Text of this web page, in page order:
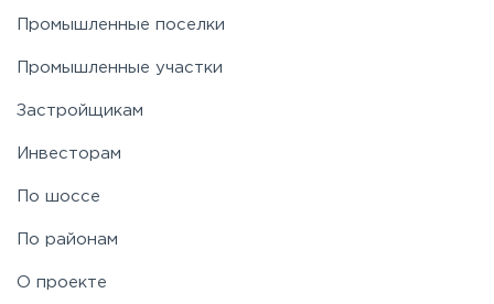
Промышленные поселки
Промышленные участки
Застройщикам
Инвесторам
По шоссе
По районам
О проекте